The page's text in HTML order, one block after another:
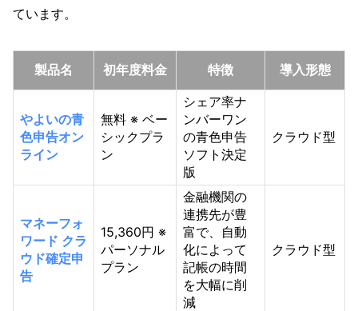
ています。
製品名 初年度料金 特徴 導入形態
やよいの青
色申告オン
ライン
無料 ※ ベー
シックプラ
ン
シェア率ナ
ンバーワン
の青色申告
ソフト決定
版
クラウド型
マネーフォ
ワード クラ
ウド確定申
告
15,360円 ※
パーソナル
プラン
金融機関の
連携先が豊
富で、自動
化によって
記帳の時間
を大幅に削
減
クラウド型